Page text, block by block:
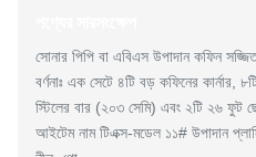
সোনার পিপি বা এবিএস উপাদান কফিন
বর্ণনাঃ এক সেটে ৪টি বড় কফিনের
স্টিলের বার (২০৩ সেমি) এবং ২টি ২৬ ফুট
আইটেম নাম টিএক্স-মডেল ১১# উপাদান